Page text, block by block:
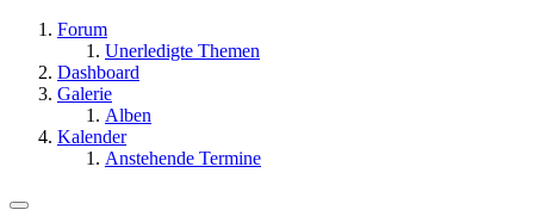
Forum
Unerledigte Themen
Dashboard
Galerie
Alben
Kalender
Anstehende Termine